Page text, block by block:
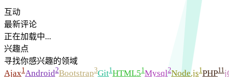
互动
最新评论
正在加载中...
兴趣点
寻找你感兴趣的领域
Ajax1Android2Bootstrap3Git1HTML51Mysql2Node.js1PHP11